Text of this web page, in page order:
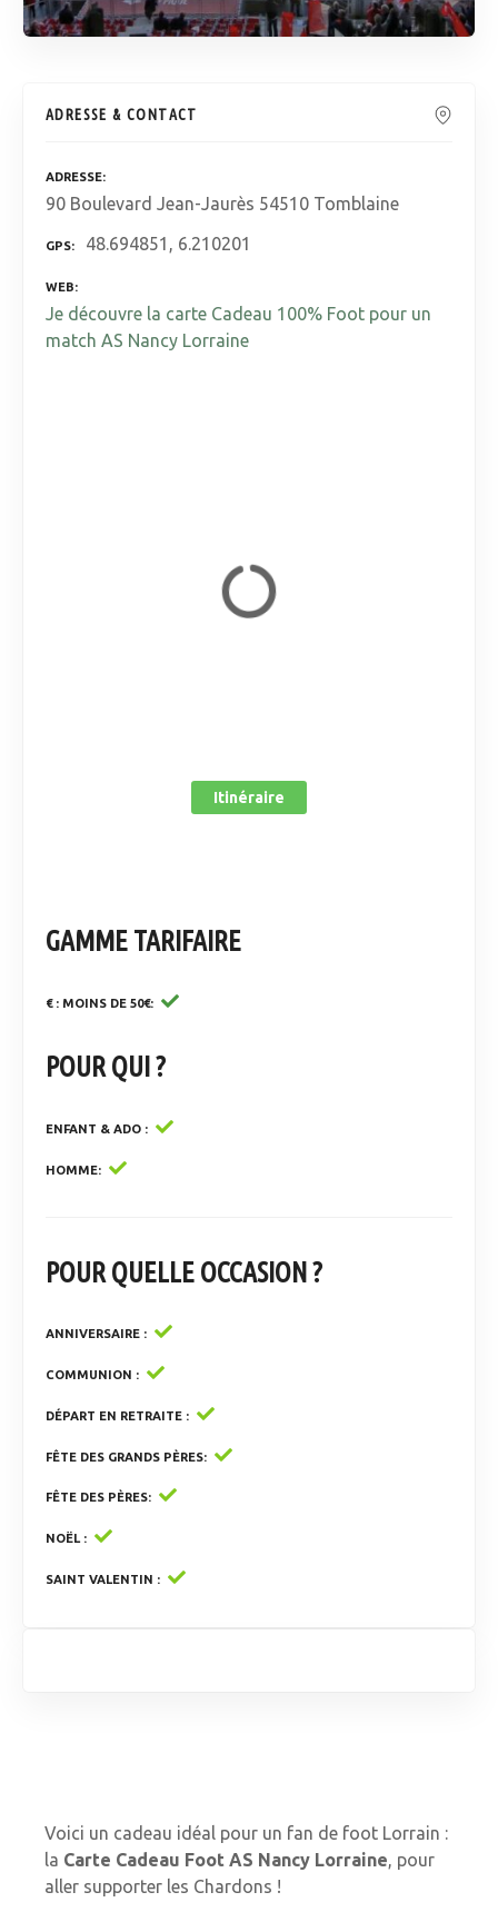
ADRESSE & CONTACT
ADRESSE
90 Boulevard Jean-Jaurès 54510 Tomblaine
GPS 48.694851, 6.210201
WEB
Je découvre la carte Cadeau 100% Foot pour un
match AS Nancy Lorraine
Itinéraire
GAMME TARIFAIRE
€ : MOINS DE 50€
POUR QUI ?
ENFANT & ADO
HOMME
POUR QUELLE OCCASION ?
ANNIVERSAIRE
COMMUNION
DÉPART EN RETRAITE
FÊTE DES GRANDS PÈRES
FÊTE DES PÈRES
NOËL
SAINT VALENTIN
Voici un cadeau idéal pour un fan de foot Lorrain :
la Carte Cadeau Foot AS Nancy Lorraine, pour
aller supporter les Chardons !